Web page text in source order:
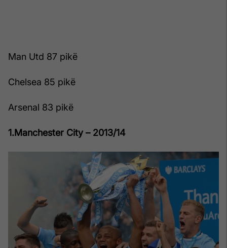
Man Utd 87 pikë
Chelsea 85 pikë
Arsenal 83 pikë
1.Manchester City – 2013/14